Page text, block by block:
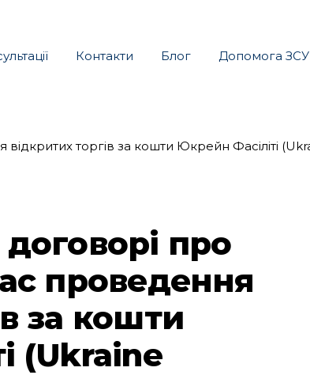
Контакти Блог Допомога ЗСУ
про
проведення
за кошти
(Ukraine